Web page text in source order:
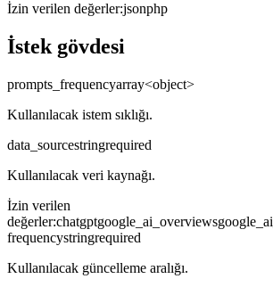
İzin verilen değerler:jsonphp
İstek gövdesi
prompts_frequencyarray<object>
Kullanılacak istem sıklığı.
data_sourcestringrequired
Kullanılacak veri kaynağı.
İzin verilen
değerler:chatgptgoogle_ai_overviews
frequencystringrequired
Kullanılacak güncelleme aralığı.